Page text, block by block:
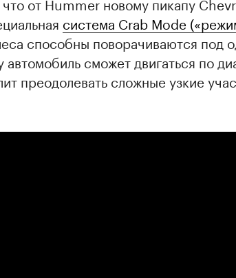
система Crab Mode
способны поворачиваются под
автомобиль сможет двигаться по
преодолевать сложные узкие